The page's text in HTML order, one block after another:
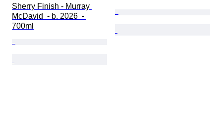
Sherry Finish - Murray
McDavid  - b. 2026  -
700ml